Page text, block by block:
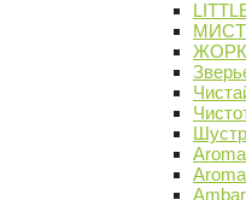
Ambar